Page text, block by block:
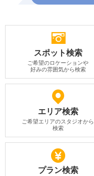
スポット検索
ご希望のロケーションや
好みの雰囲気から検索
エリア検索
ご希望エリアのスタジオから
検索
プラン検索